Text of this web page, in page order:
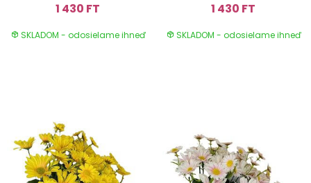
1 430 FT
SKLADOM - odosielame ihneď
1 430 FT
SKLADOM - odosielame ihneď